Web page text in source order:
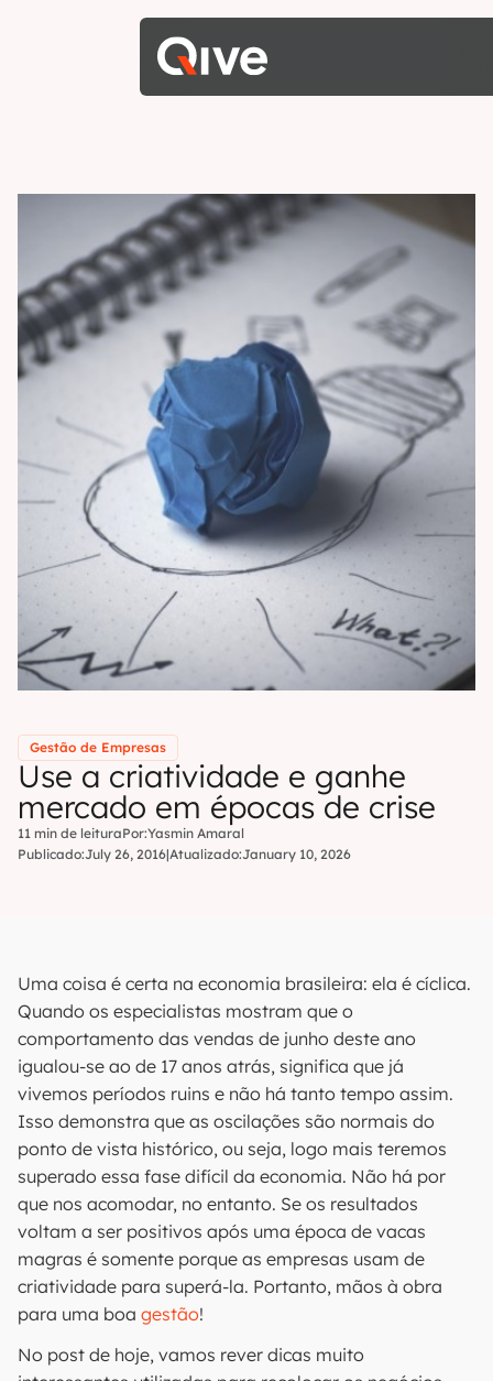
Gestão de Empresas
Use a criatividade e ganhe
mercado em épocas de crise
11 min de leituraPor:Yasmin Amaral
Publicado:July 26, 2016|Atualizado:January 10, 2026
Uma coisa é certa na economia brasileira: ela é cíclica.
Quando os especialistas mostram que o
comportamento das vendas de junho deste ano
igualou-se ao de 17 anos atrás, significa que já
vivemos períodos ruins e não há tanto tempo assim.
Isso demonstra que as oscilações são normais do
ponto de vista histórico, ou seja, logo mais teremos
superado essa fase difícil da economia. Não há por
que nos acomodar, no entanto. Se os resultados
voltam a ser positivos após uma época de vacas
magras é somente porque as empresas usam de
criatividade para superá-la. Portanto, mãos à obra
para uma boa gestão!
No post de hoje, vamos rever dicas muito